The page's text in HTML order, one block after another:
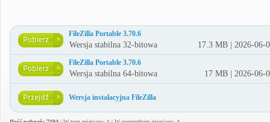
FileZilla Portable 3.70.6
Wersja stabilna 32-bitowa 17.3 MB | 2026-06-
FileZilla Portable 3.70.6
Wersja stabilna 64-bitowa 17 MB | 2026-06-
Wersja instalacyjna FileZilla